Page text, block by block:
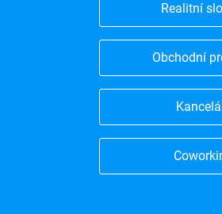
Realitní
Obchodní